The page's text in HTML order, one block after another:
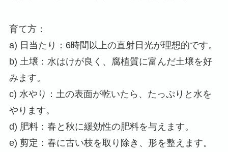
育て方：
a) 日当たり：6時間以上の直射日光が理想的です。
b) 土壌：水はけが良く、腐植質に富んだ土壌を好
みます。
c) 水やり：土の表面が乾いたら、たっぷりと水を
やります。
d) 肥料：春と秋に緩効性の肥料を与えます。
e) 剪定：春に古い枝を取り除き、形を整えます。